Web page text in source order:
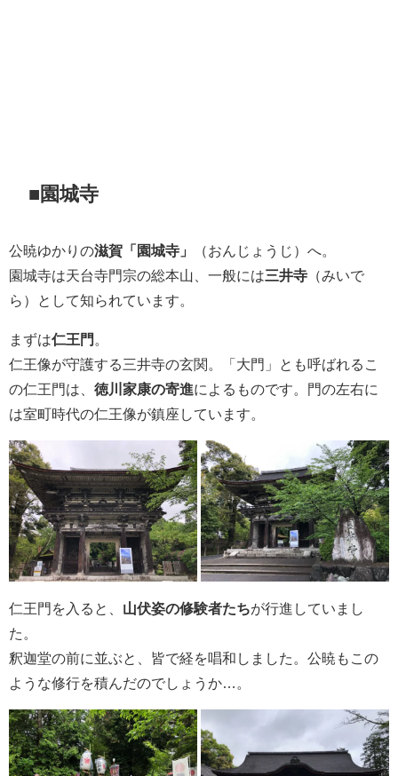
■園城寺
公暁ゆかりの滋賀「園城寺」
（おんじょうじ）へ。
園城寺は天台寺門宗の総本山、一般には三井寺 （みいで
ら）として知られています。
まずは仁王門
仁王像が守護する三井寺の玄関。「大門」とも呼ばれるこ
の仁王門は、 徳川家康の寄進によるものです。門の左右に
は室町時代の仁王像が鎮座しています。
仁王門を入ると、 山伏姿の修験者たちが行進していまし
た。
釈迦堂の前に並ぶと、皆で経を唱和しました。公暁もこの
ような修行を積んだのでしょうか…。